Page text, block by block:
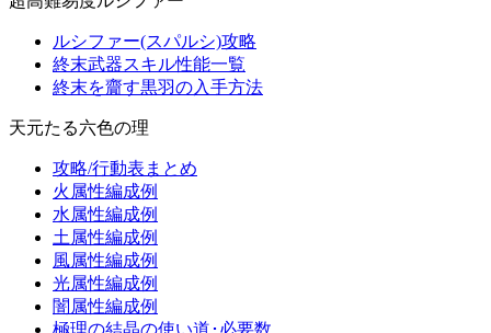
ルシファー(スパルシ)攻略
終末武器スキル性能一覧
終末を齎す黒羽の入手方法
天元たる六色の理
攻略/行動表まとめ
火属性編成例
水属性編成例
土属性編成例
風属性編成例
光属性編成例
闇属性編成例
極理の結晶の使い道･必要数